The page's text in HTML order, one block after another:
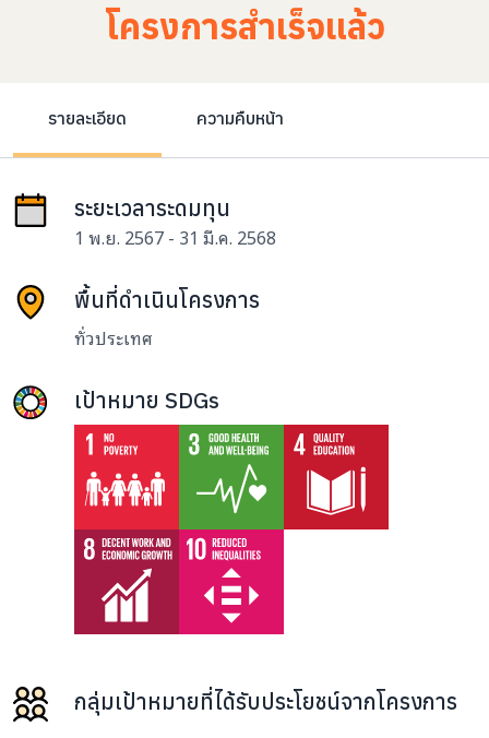
โครงการสำเร็จแล้ว
รายละเอียด ความคืบหน้า
ระยะเวลาระดมทุน
1 พ.ย. 2567 - 31 มี.ค. 2568
พื้นที่ดำเนินโครงการ
ทั่วประเทศ
เป้าหมาย SDGs
กลุ่มเป้าหมายที่ได้รับประโยชน์จากโครงการ